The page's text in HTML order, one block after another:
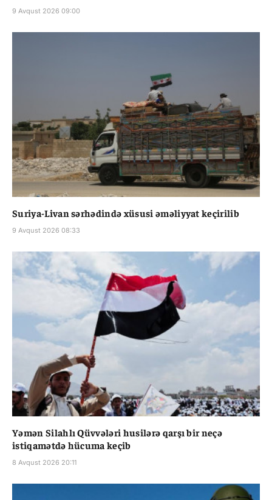
9 Avqust 2026 09:00
Suriya-Livan sərhədində xüsusi əməliyyat keçirilib
9 Avqust 2026 08:33
Yəmən Silahlı Qüvvələri husilərə qarşı bir neçə
istiqamətdə hücuma keçib
8 Avqust 2026 20:11